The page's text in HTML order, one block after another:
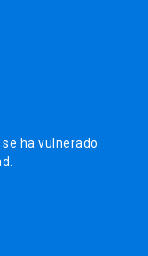
ha vulnerado